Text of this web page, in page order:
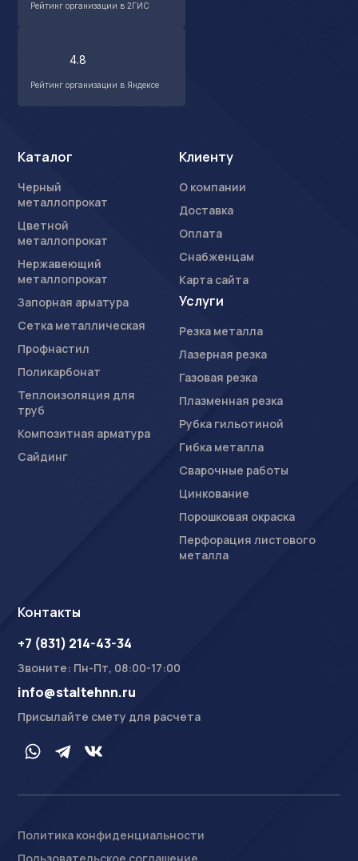
Рейтинг организации в 2ГИС
4.8
Рейтинг организации в Яндексе
Каталог
Черный
металлопрокат
Цветной
металлопрокат
Нержавеющий
металлопрокат
Запорная арматура
Сетка металлическая
Профнастил
Поликарбонат
Теплоизоляция для
труб
Композитная арматура
Сайдинг
Клиенту
О компании
Доставка
Оплата
Снабженцам
Карта сайта
Услуги
Резка металла
Лазерная резка
Газовая резка
Плазменная резка
Рубка гильотиной
Гибка металла
Сварочные работы
Цинкование
Порошковая окраска
Перфорация листового
металла
Контакты
+7 (831) 214-43-34
Звоните: Пн-Пт, 08:00-17:00
info@staltehnn.ru
Присылайте смету для расчета
Политика конфиденциальности